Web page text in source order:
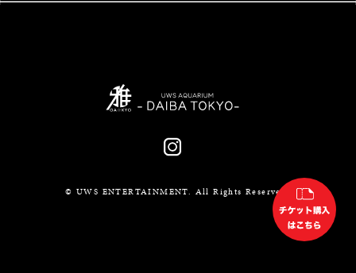
© UWS ENTERTAINMENT. All Rights Reserved.